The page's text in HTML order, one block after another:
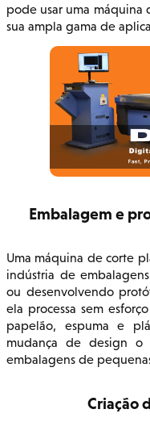
pode usar uma máquina
sua ampla gama de
Embalagem e
Uma máquina de corte
indústria de
ou desenvolvendo
ela processa sem
papelão, espuma e
mudança de design o
embalagens de
Criação